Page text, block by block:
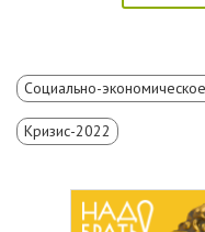
Социально-
Кризис-2022